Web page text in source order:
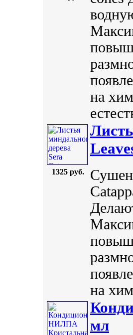
на
1325 руб.
на
мл